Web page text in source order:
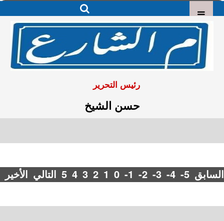
رئيس التحرير
حسن الشيخ
السابق -5
-4
-3
-2
-1
0
1
2
3
4
5 التالي الأخير